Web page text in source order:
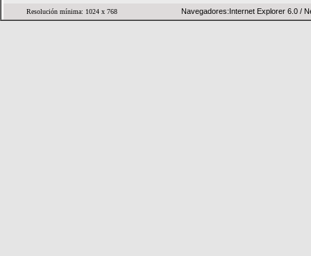
Resolución mínima: 1024 x 768 Navegadores:Internet Explorer 6.0 /